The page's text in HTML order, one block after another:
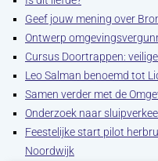
Geef jouw mening over
Ontwerp
Cursus Doortrappen:
Leo Salman benoemd tot
Samen verder met de
Onderzoek naar
Feestelijke start pilot
Noordwijk